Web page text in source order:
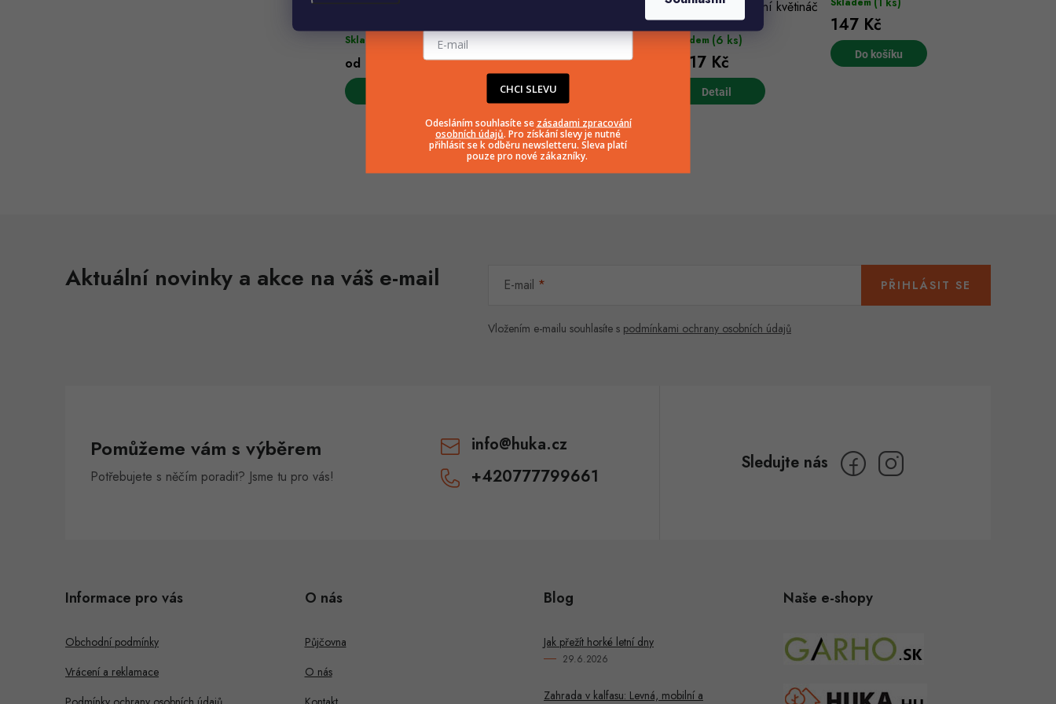
Skladem (1 ks)
od
Skladem(2 ks)
od71 Kč
Ella Mat dekorativní květináč
bílá
Skladem (6 ks)
17 Kč
147 Kč
Do košíku
d
u
Aktuální novinky a akce na váš e-mail E-mail
Vložením e-mailu souhlasíte s podmínkami ochrany osobních údajů
PŘIHLÁSIT SE
Pomůžeme vám s výběrem
Potřebujete s něčím poradit? Jsme tu pro vás!
info@huka.cz
+420777799661
Informace pro vás
Obchodní podmínky
Vrácení a reklamace
O nás
Půjčovna
O nás
Blog
Jak přežít horké letní dny
29.6.2026
Zahrada v kalfasu: Levná, mobilní a
Naše e-shopy
CHCI SLEVU
Odesláním souhlasíte se zásadami zpracování
osobních údajů. Pro získání slevy je nutné
přihlásit se k odběru newsletteru. Sleva platí
pouze pro nové zákazníky.